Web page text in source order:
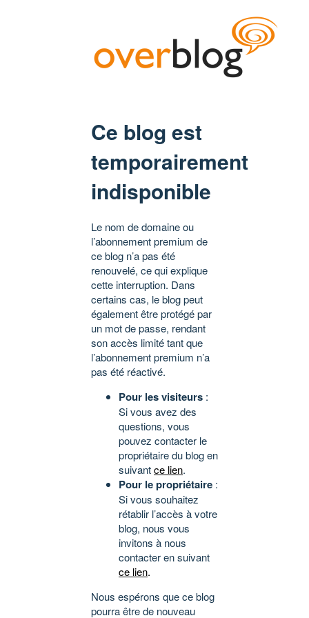
Ce blog est
temporairement
indisponible
Le nom de domaine ou
l’abonnement premium de
ce blog n’a pas été
renouvelé, ce qui explique
cette interruption. Dans
certains cas, le blog peut
également être protégé par
un mot de passe, rendant
son accès limité tant que
l’abonnement premium n’a
pas été réactivé.
Pour les visiteurs :
Si vous avez des
questions, vous
pouvez contacter le
propriétaire du blog en
suivantce lien.
Pour le propriétaire :
Si vous souhaitez
rétablir l’accès à votre
blog, nous vous
invitons à nous
contacter en suivant
ce lien.
Nous espérons que ce blog
pourra être de nouveau